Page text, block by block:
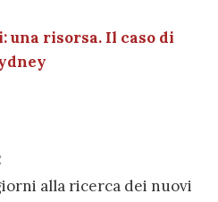
una risorsa. Il caso di
alla ricerca dei nuovi